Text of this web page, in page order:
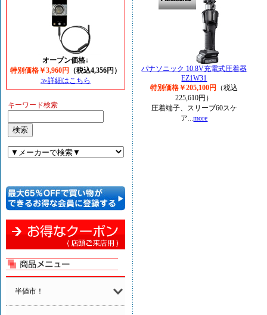
オープン価格↓
特別価格￥3,960円
（税込4,356円）
≫詳細はこちら
キーワード検索
半値市！
パナソニック 10.8V充電式圧着器
EZ1W31
特別価格￥205,100円
（税込
225,610円）
圧着端子、スリーブ60スケ
ア...more